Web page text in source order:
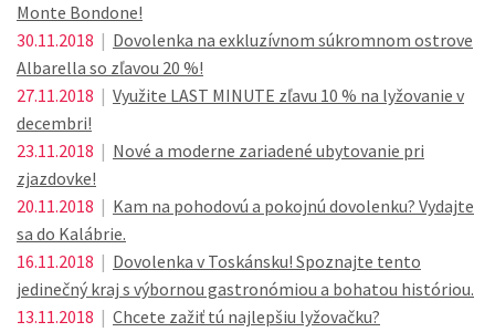
Monte Bondone!
30.11.2018 | Dovolenka na exkluzívnom súkromnom ostrove
Albarella so zľavou 20 %!
27.11.2018 | Využite LAST MINUTE zľavu 10 % na lyžovanie v
decembri!
23.11.2018 | Nové a moderne zariadené ubytovanie pri
zjazdovke!
20.11.2018 | Kam na pohodovú a pokojnú dovolenku? Vydajte
sa do Kalábrie.
16.11.2018 | Dovolenka v Toskánsku! Spoznajte tento
jedinečný kraj s výbornou gastronómiou a bohatou históriou.
13.11.2018 | Chcete zažiť tú najlepšiu lyžovačku?